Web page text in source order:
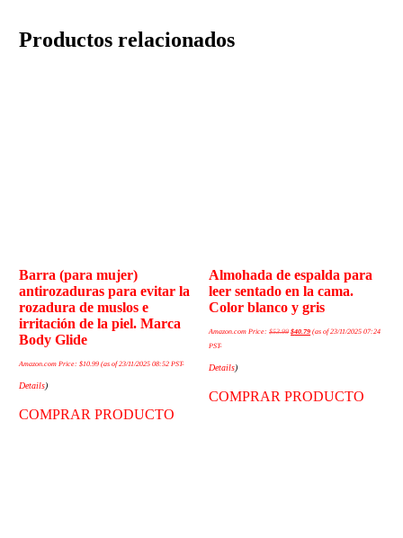
Productos relacionados
Barra (para mujer)
antirozaduras para evitar la
rozadura de muslos e
irritación de la piel. Marca
Body Glide
Amazon.com Price:$10.99 (as of 23/11/2025 08:52 PST-
Details)
COMPRAR PRODUCTO
Almohada de espalda para
leer sentado en la cama.
Color blanco y gris
Amazon.com Price:$53.99 $40.79 (as of 23/11/2025 07:24
PST-
Details)
COMPRAR PRODUCTO